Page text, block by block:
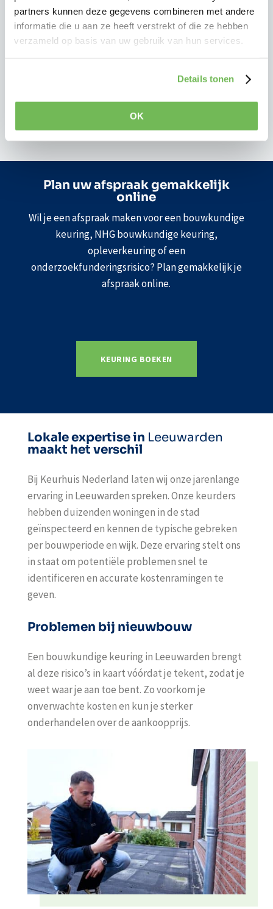
partners kunnen deze gegevens combineren met andere
informatie die u aan ze heeft verstrekt of die ze hebben
verzameld op basis van uw gebruik van hun services.
Details tonen
OK
Een bouwkundige keuring brengt deze risico’s
tijdig in kaart voordat u definitief beslist, zodat u
precies weet waar u aan toe bent.
Plan uw afspraak gemakkelijk
online
Wil je een afspraak maken voor een bouwkundige
keuring, NHG bouwkundige keuring,
opleverkeuring of een
onderzoekfunderingsrisico? Plan gemakkelijk je
afspraak online.
KEURING BOEKEN
Lokale expertise in Leeuwarden
maakt het verschil
Bij Keurhuis Nederland laten wij onze jarenlange
ervaring in Leeuwarden spreken. Onze keurders
hebben duizenden woningen in de stad
geïnspecteerd en kennen de typische gebreken
per bouwperiode en wijk. Deze ervaring stelt ons
in staat om potentiële problemen snel te
identificeren en accurate kostenramingen te
geven.
Problemen bij nieuwbouw
Een bouwkundige keuring in Leeuwarden brengt
al deze risico’s in kaart vóórdat je tekent, zodat je
weet waar je aan toe bent. Zo voorkom je
onverwachte kosten en kun je sterker
onderhandelen over de aankoopprijs.